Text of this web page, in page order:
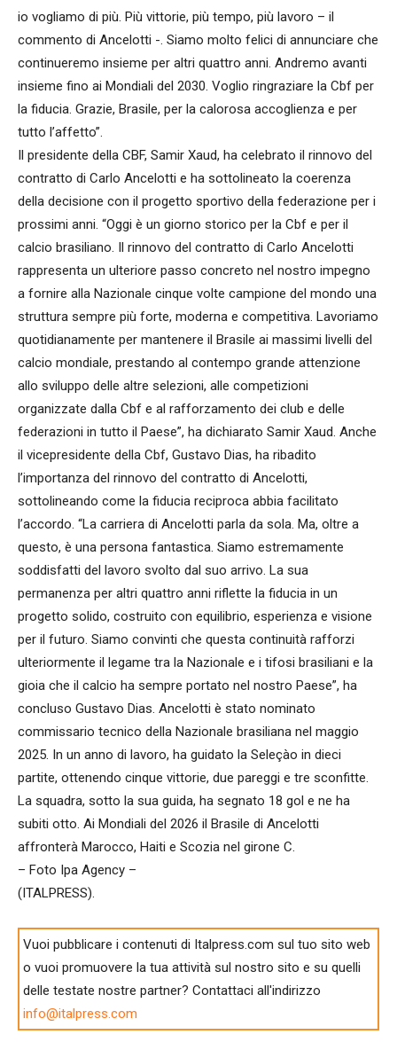
io vogliamo di più. Più vittorie, più tempo, più lavoro – il
commento di Ancelotti -. Siamo molto felici di annunciare che
continueremo insieme per altri quattro anni. Andremo avanti
insieme fino ai Mondiali del 2030. Voglio ringraziare la Cbf per
la fiducia. Grazie, Brasile, per la calorosa accoglienza e per
tutto l’affetto”.
Il presidente della CBF, Samir Xaud, ha celebrato il rinnovo del
contratto di Carlo Ancelotti e ha sottolineato la coerenza
della decisione con il progetto sportivo della federazione per i
prossimi anni. “Oggi è un giorno storico per la Cbf e per il
calcio brasiliano. Il rinnovo del contratto di Carlo Ancelotti
rappresenta un ulteriore passo concreto nel nostro impegno
a fornire alla Nazionale cinque volte campione del mondo una
struttura sempre più forte, moderna e competitiva. Lavoriamo
quotidianamente per mantenere il Brasile ai massimi livelli del
calcio mondiale, prestando al contempo grande attenzione
allo sviluppo delle altre selezioni, alle competizioni
organizzate dalla Cbf e al rafforzamento dei club e delle
federazioni in tutto il Paese”, ha dichiarato Samir Xaud. Anche
il vicepresidente della Cbf, Gustavo Dias, ha ribadito
l’importanza del rinnovo del contratto di Ancelotti,
sottolineando come la fiducia reciproca abbia facilitato
l’accordo. “La carriera di Ancelotti parla da sola. Ma, oltre a
questo, è una persona fantastica. Siamo estremamente
soddisfatti del lavoro svolto dal suo arrivo. La sua
permanenza per altri quattro anni riflette la fiducia in un
progetto solido, costruito con equilibrio, esperienza e visione
per il futuro. Siamo convinti che questa continuità rafforzi
ulteriormente il legame tra la Nazionale e i tifosi brasiliani e la
gioia che il calcio ha sempre portato nel nostro Paese”, ha
concluso Gustavo Dias. Ancelotti è stato nominato
commissario tecnico della Nazionale brasiliana nel maggio
2025. In un anno di lavoro, ha guidato la Seleçào in dieci
partite, ottenendo cinque vittorie, due pareggi e tre sconfitte.
La squadra, sotto la sua guida, ha segnato 18 gol e ne ha
subiti otto. Ai Mondiali del 2026 il Brasile di Ancelotti
affronterà Marocco, Haiti e Scozia nel girone C.
– Foto Ipa Agency –
(ITALPRESS).
Vuoi pubblicare i contenuti di Italpress.com sul tuo sito web
o vuoi promuovere la tua attività sul nostro sito e su quelli
delle testate nostre partner? Contattaci all'indirizzo
info@italpress.com